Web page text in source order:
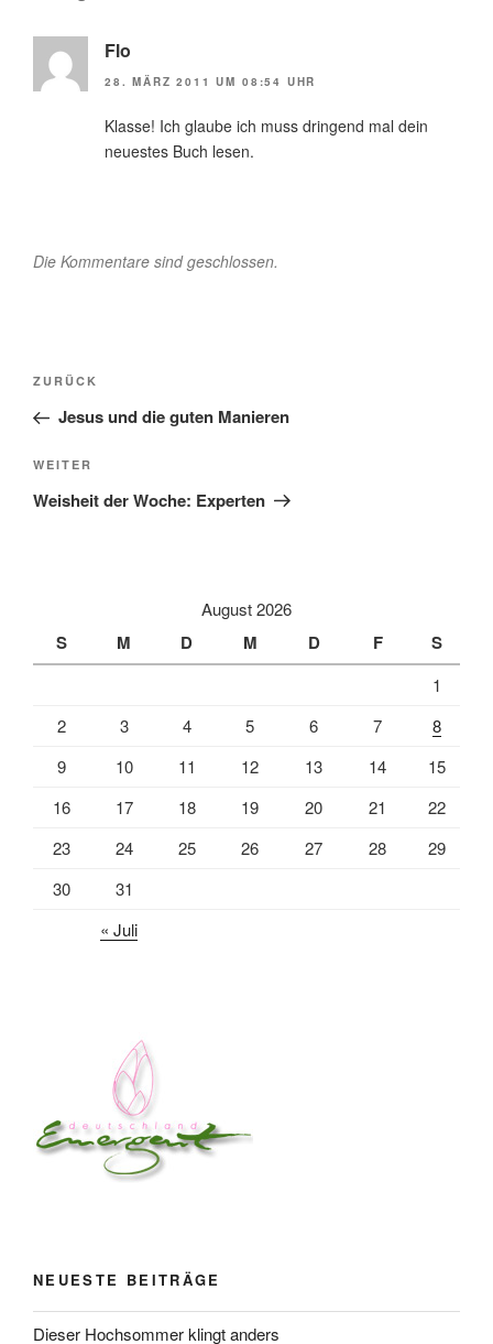
Flo
28. MÄRZ 2011 UM 08:54 UHR
Klasse! Ich glaube ich muss dringend mal dein
neuestes Buch lesen.
Die Kommentare sind geschlossen.
Beitragsnavigation
Vorheriger
Beitrag
ZURÜCK
Jesus und die guten Manieren
Nächster
Beitrag
WEITER
Weisheit der Woche: Experten
August 2026
S M D M D F S
1
2
3 4 5 6 7
8
9
10 11 12 13 14
15
16
17 18 19 20 21
22
23
24 25 26 27 28
29
30
31
« Juli
NEUESTE BEITRÄGE
Dieser Hochsommer klingt anders